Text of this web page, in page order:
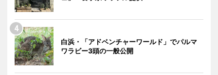
白浜・「アドベンチャーワールド」でパルマ
ワラビー3頭の一般公開